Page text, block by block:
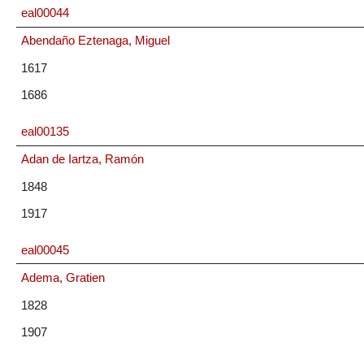
eal00044
Abendaño Eztenaga, Miguel
1617
1686
eal00135
Adan de Iartza, Ramón
1848
1917
eal00045
Adema, Gratien
1828
1907